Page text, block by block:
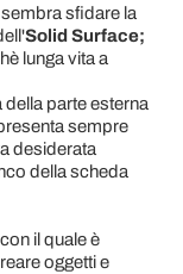
sfidare la
Solid Surface;
lunga vita a
parte esterna
sempre
desiderata
della scheda
il quale è
oggetti e